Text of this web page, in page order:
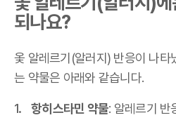
되나요?
옻 알레르기(알러지) 반응이 나타
는 약물은 아래와 같습니다.
항히스타민 약물: 알레르기 반